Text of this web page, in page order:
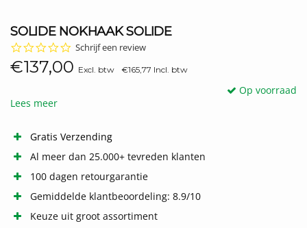
SOLIDE NOKHAAK SOLIDE
0.0
rating
Schrijf een review
€137,00 Excl. btw €165,77 Incl. btw
Op voorraad
Lees meer
Gratis Verzending
Al meer dan 25.000+ tevreden klanten
100 dagen retourgarantie
Gemiddelde klantbeoordeling: 8.9/10
Keuze uit groot assortiment